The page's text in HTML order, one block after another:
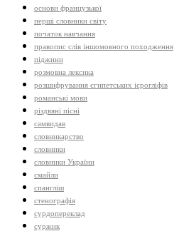
основи французької
перші словники світу
початок навчання
правопис слів іншомовного походження
піджини
розмовна лексика
розшифрування єгипетських ієрогліфів
романські мови
різдвяні пісні
самвидав
словникарство
словники
словники України
смайли
спангліш
стенографія
сурдопереклад
суржик